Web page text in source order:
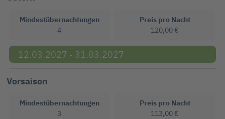
Mindestübernachtungen
4
Preis pro Nacht
120,00 €
12.03.2027 - 31.03.2027
Vorsaison
Mindestübernachtungen
3
Preis pro Nacht
113,00 €